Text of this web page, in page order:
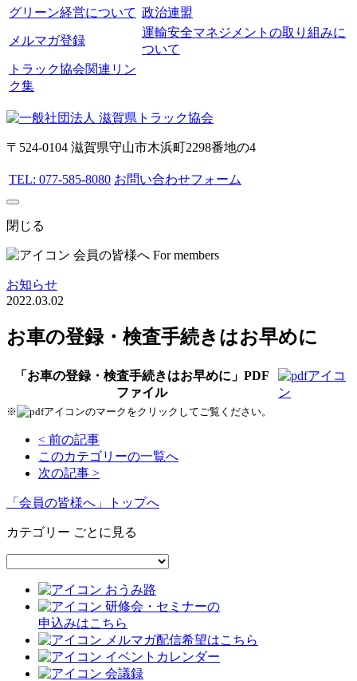
グリーン経営について 政治連盟
メルマガ登録
運輸安全マネジメントの取り組みに
ついて
トラック協会関連リン
ク集
〒524-0104 滋賀県守山市木浜町2298番地の4
TEL: 077-585-8080 お問い合わせフォーム
閉じる
会員の皆様へ For members
お知らせ
2022.03.02
お車の登録・検査手続きはお早めに
「お車の登録・検査手続きはお早めに」PDF
ファイル
※ のマークをクリックしてご覧ください。
< 前の記事
このカテゴリーの一覧へ
次の記事 >
「会員の皆様へ」トップへ
カテゴリー ごとに見る
おうみ路
研修会・セミナーの
申込みはこちら
メルマガ配信希望はこちら
イベントカレンダー
会議録